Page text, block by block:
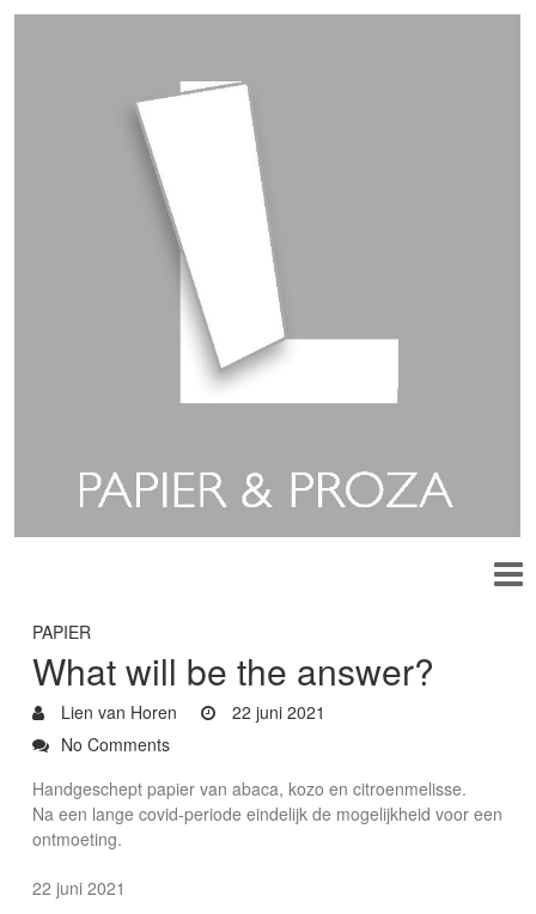
PAPIER
What will be the answer?
Lien van Horen
22 juni 2021
No Comments
Handgeschept papier van abaca, kozo en citroenmelisse.
Na een lange covid-periode eindelijk de mogelijkheid voor een
ontmoeting.
22 juni 2021